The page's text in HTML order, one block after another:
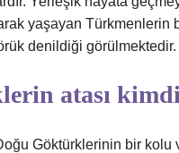
yaşayan Türkmenlerin
denildiği görülmektedir.
atası
Göktürklerinin bir kolu